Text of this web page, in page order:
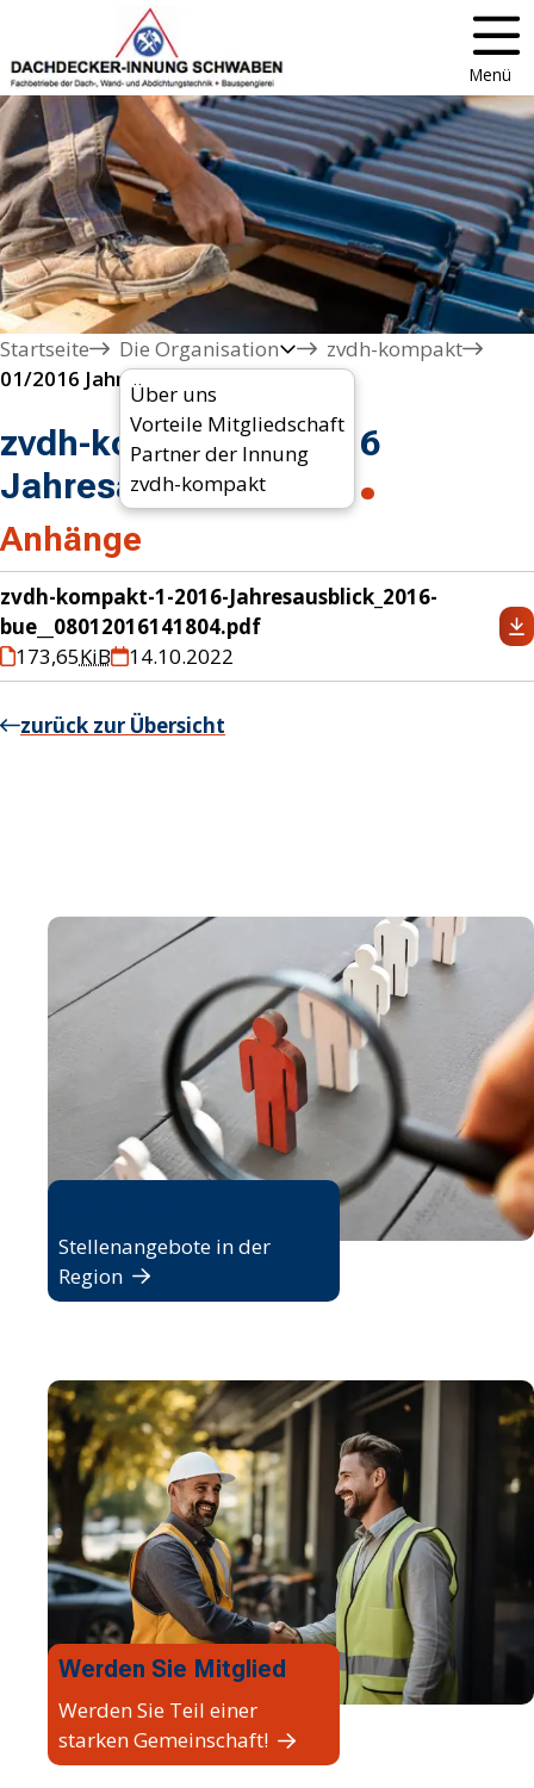
Menü
Startseite
Die Organisation
Über uns
Vorteile Mitgliedschaft
Partner der Innung
zvdh-kompakt
zvdh-kompakt
01/2016 Jahresausblick 2016
zvdh-kompakt 01/2016
Jahresausblick 2016
Anhänge
zvdh-kompakt-1-2016-Jahresausblick_2016-
bue__08012016141804.pdf
173,65KiB 14.10.2022
zurück zur Übersicht
Stellenangebote in der
Region
Werden Sie Mitglied
Werden Sie Teil einer
starken Gemeinschaft!